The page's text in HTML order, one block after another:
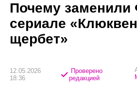
Почему заменили
сериале
щербет»
12.05.2026
18:36
Проверено
редакцией